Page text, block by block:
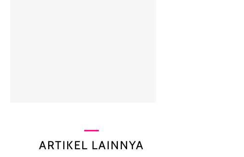
ARTIKEL LAINNYA